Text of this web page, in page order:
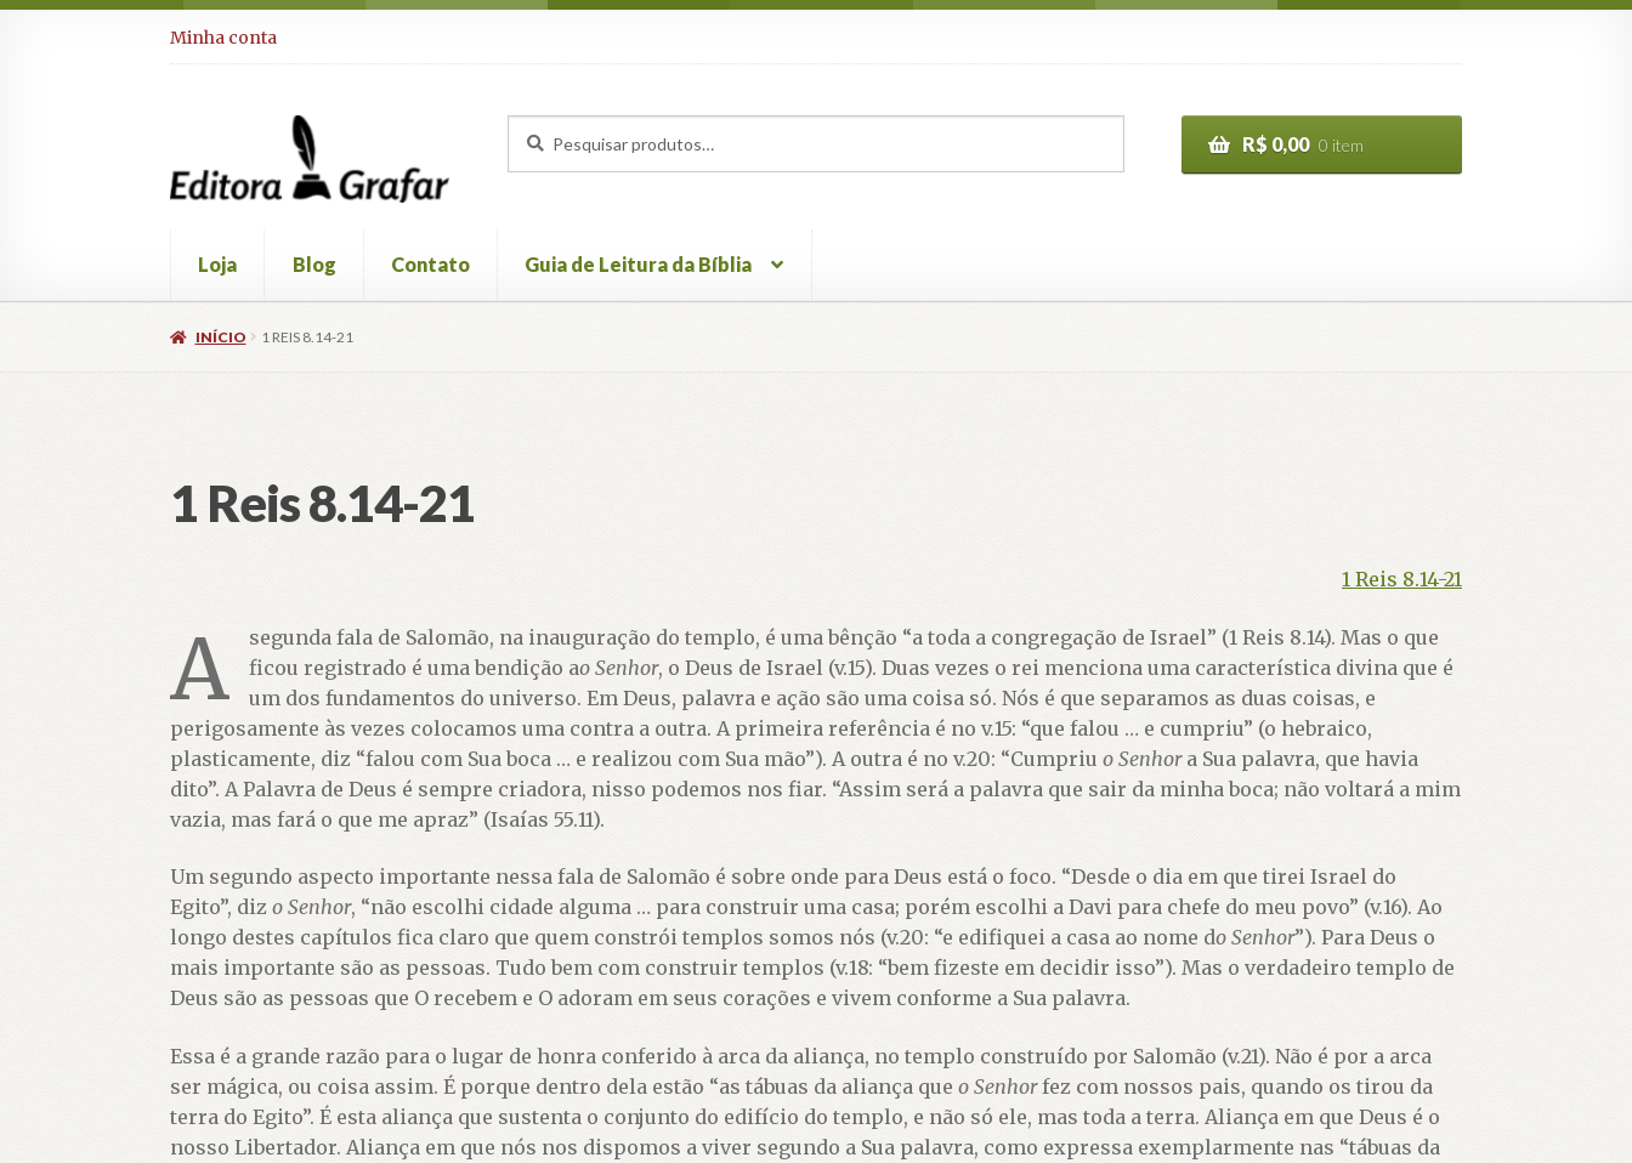
Pular
Pular
Minha conta
por:
R$ 0,00 0 item
Loja Blog Contato Guia de Leitura da Bíblia
INÍCIO 1 REIS 8.14-21
1 Reis 8.14-21
1 Reis 8.14-21
A
segunda fala de Salomão, na inauguração do templo, é uma bênção “a toda a congregação de Israel” (1 Reis 8.14). Mas o que
ficou registrado é uma bendição ao Senhor, o Deus de Israel (v.15). Duas vezes o rei menciona uma característica divina que é
um dos fundamentos do universo. Em Deus, palavra e ação são uma coisa só. Nós é que separamos as duas coisas, e
perigosamente às vezes colocamos uma contra a outra. A primeira referência é no v.15: “que falou … e cumpriu” (o hebraico,
plasticamente, diz “falou com Sua boca … e realizou com Sua mão”). A outra é no v.20: “Cumpriuo Senhora Sua palavra, que havia
dito”. A Palavra de Deus é sempre criadora, nisso podemos nos fiar. “Assim será a palavra que sair da minha boca; não voltará a mim
vazia, mas fará o que me apraz” (Isaías 55.11).
Um segundo aspecto importante nessa fala de Salomão é sobre onde para Deus está o foco. “Desde o dia em que tirei Israel do
Egito”, dizo Senhor, “não escolhi cidade alguma … para construir uma casa; porém escolhi a Davi para chefe do meu povo” (v.16). Ao
longo destes capítulos fica claro que quem constrói templos somos nós (v.20: “e edifiquei a casa ao nome do Senhor”). Para Deus o
mais importante são as pessoas. Tudo bem com construir templos (v.18: “bem fizeste em decidir isso”). Mas o verdadeiro templo de
Deus são as pessoas que O recebem e O adoram em seus corações e vivem conforme a Sua palavra.
Essa é a grande razão para o lugar de honra conferido à arca da aliança, no templo construído por Salomão (v.21). Não é por a arca
ser mágica, ou coisa assim. É porque dentro dela estão “as tábuas da aliança queo Senhorfez com nossos pais, quando os tirou da
terra do Egito”. É esta aliança que sustenta o conjunto do edifício do templo, e não só ele, mas toda a terra. Aliança em que Deus é o
nosso Libertador. Aliança em que nós nos dispomos a viver segundo a Sua palavra, como expressa exemplarmente nas “tábuas da